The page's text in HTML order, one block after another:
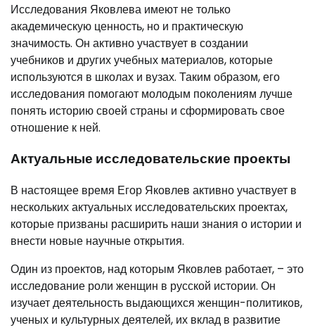
Исследования Яковлева имеют не только
академическую ценность, но и практическую
значимость. Он активно участвует в создании
учебников и других учебных материалов, которые
используются в школах и вузах. Таким образом, его
исследования помогают молодым поколениям лучше
понять историю своей страны и сформировать свое
отношение к ней.
Актуальные исследовательские проекты
В настоящее время Егор Яковлев активно участвует в
нескольких актуальных исследовательских проектах,
которые призваны расширить наши знания о истории и
внести новые научные открытия.
Один из проектов, над которым Яковлев работает, – это
исследование роли женщин в русской истории. Он
изучает деятельность выдающихся женщин-политиков,
ученых и культурных деятелей, их вклад в развитие